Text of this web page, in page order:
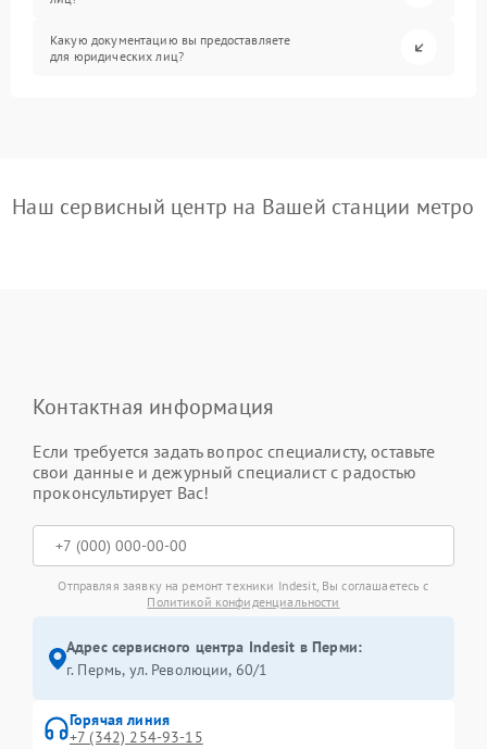
Какую документацию вы предоставляете
для юридических лиц?
Наш сервисный центр на Вашей станции метро
Контактная информация
Если требуется задать вопрос специалисту, оставьте
свои данные и дежурный специалист с радостью
проконсультирует Вас!
Отправляя заявку на ремонт техники Indesit, Вы соглашаетесь с
Политикой конфиденциальности
Адрес сервисного центра Indesit в Перми:
г. Пермь, ул. ​Революции, 60/1
Горячая линия
+7 (342) 254-93-15